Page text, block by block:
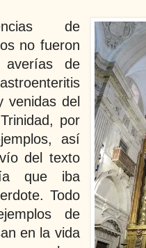
de
no fueron
de
venidas del
por
así
del texto
que iba
Todo
de
en la vida